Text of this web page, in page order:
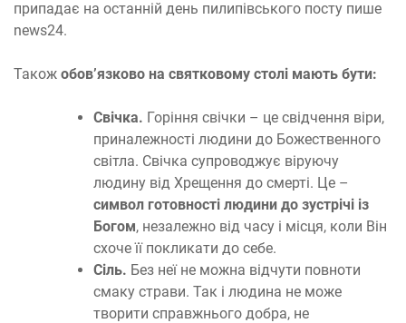
припадає на останній день пилипівського посту пише
news24.
Також обов’язково на святковому столі мають бути:
Свічка. Горіння свічки – це свідчення віри,
приналежності людини до Божественного
світла. Свічка супроводжує віруючу
людину від Хрещення до смерті. Це –
символ готовності людини до зустрічі із
Богом, незалежно від часу і місця, коли Він
схоче її покликати до себе.
Сіль. Без неї не можна відчути повноти
смаку страви. Так і людина не може
творити справжнього добра, не